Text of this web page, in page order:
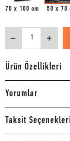
70 x 100 cm 50 x 70
Ürün Özellikleri
Yorumlar
Taksit